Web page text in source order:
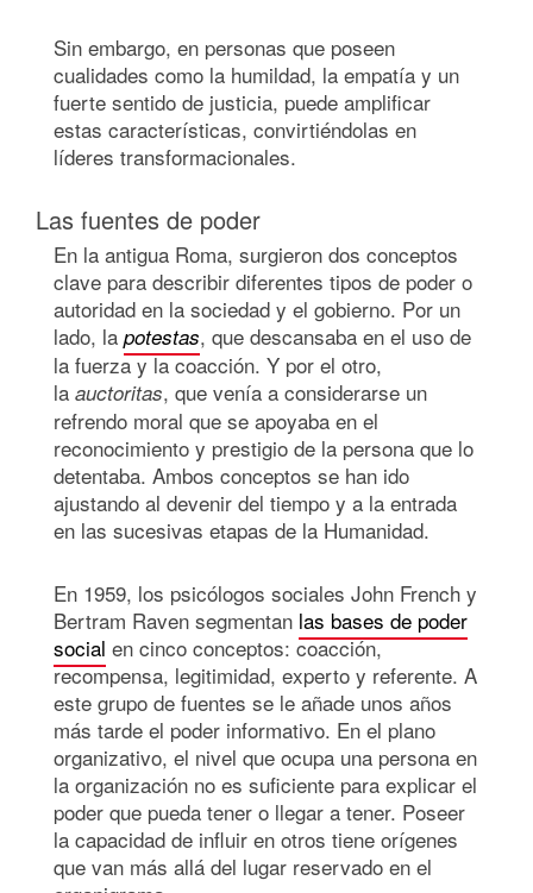
Sin embargo, en personas que poseen
cualidades como la humildad, la empatía y un
fuerte sentido de justicia, puede amplificar
estas características, convirtiéndolas en
líderes transformacionales.
Las fuentes de poder
En la antigua Roma, surgieron dos conceptos
clave para describir diferentes tipos de poder o
autoridad en la sociedad y el gobierno. Por un
lado, la potestas, que descansaba en el uso de
la fuerza y la coacción. Y por el otro,
la auctoritas, que venía a considerarse un
refrendo moral que se apoyaba en el
reconocimiento y prestigio de la persona que lo
detentaba. Ambos conceptos se han ido
ajustando al devenir del tiempo y a la entrada
en las sucesivas etapas de la Humanidad.
En 1959, los psicólogos sociales John French y
Bertram Raven segmentan las bases de poder
social en cinco conceptos: coacción,
recompensa, legitimidad, experto y referente. A
este grupo de fuentes se le añade unos años
más tarde el poder informativo. En el plano
organizativo, el nivel que ocupa una persona en
la organización no es suficiente para explicar el
poder que pueda tener o llegar a tener. Poseer
la capacidad de influir en otros tiene orígenes
que van más allá del lugar reservado en el